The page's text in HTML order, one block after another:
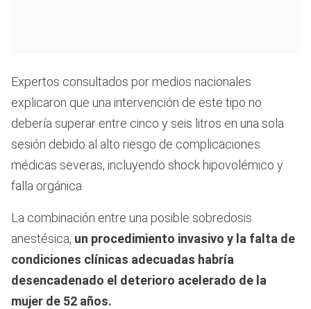
Expertos consultados por medios nacionales
explicaron que una intervención de este tipo no
debería superar entre cinco y seis litros en una sola
sesión debido al alto riesgo de complicaciones
médicas severas, incluyendo shock hipovolémico y
falla orgánica.
La combinación entre una posible sobredosis
anestésica, un procedimiento invasivo y la falta de
condiciones clínicas adecuadas habría
desencadenado el deterioro acelerado de la
mujer de 52 años.